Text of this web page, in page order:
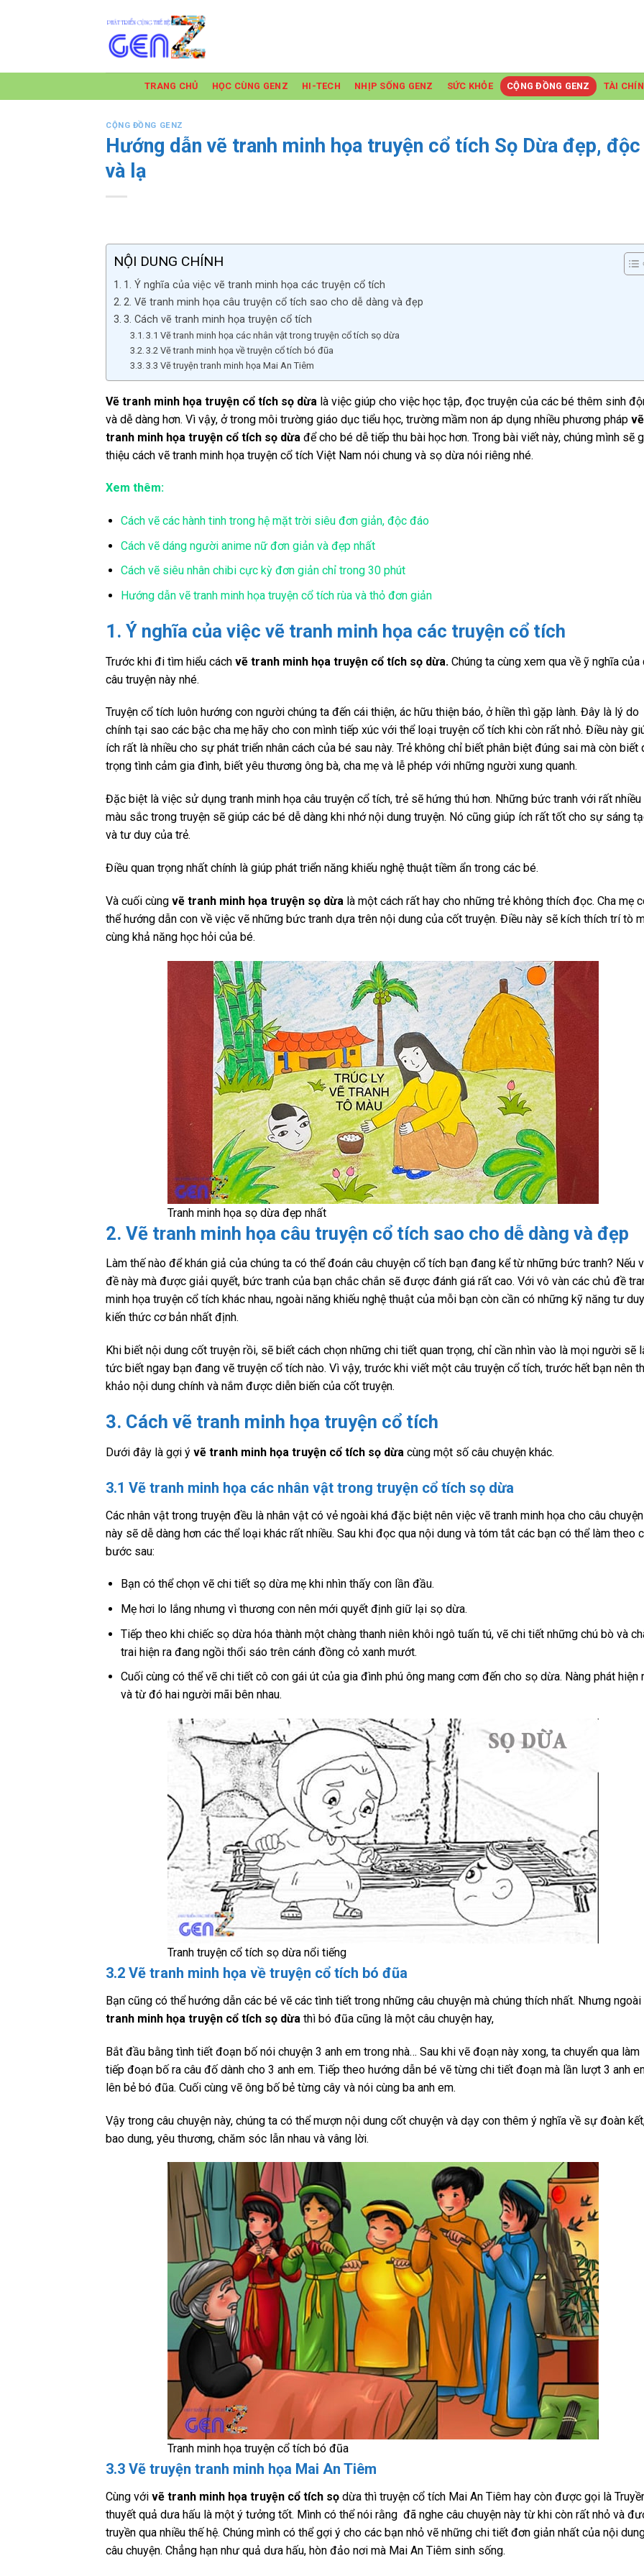
TRANG CHỦ HỌC CÙNG GENZ HI-TECH NHỊP SỐNG GENZ SỨC KHỎE CỘNG ĐỒNG GENZ TÀI
CỘNG ĐỒNG GENZ
Hướng dẫn vẽ tranh minh họa truyện cổ tích Sọ Dừa đẹp, độc
và lạ
NỘI DUNG CHÍNH
1. Ý nghĩa của việc vẽ tranh minh họa các truyện cổ tích
2. Vẽ tranh minh họa câu truyện cổ tích sao cho dễ dàng và đẹp
3. Cách vẽ tranh minh họa truyện cổ tích
3.1 Vẽ tranh minh họa các nhân vật trong truyện cổ tích sọ dừa
3.2 Vẽ tranh minh họa về truyện cổ tích bó đũa
3.3 Vẽ truyện tranh minh họa Mai An Tiêm
Vẽ tranh minh họa truyện cổ tích sọ dừa là việc giúp cho việc học tập, đọc truyện của các bé thêm sinh
và dễ dàng hơn. Vì vậy, ở trong môi trường giáo dục tiểu học, trường mầm non áp dụng nhiều phương pháp vẽ
tranh minh họa truyện cổ tích sọ dừa để cho bé dễ tiếp thu bài học hơn. Trong bài viết này, chúng mình sẽ
thiệu cách vẽ tranh minh họa truyện cổ tích Việt Nam nói chung và sọ dừa nói riêng nhé.
Xem thêm:
Cách vẽ các hành tinh trong hệ mặt trời siêu đơn giản, độc đáo
Cách vẽ dáng người anime nữ đơn giản và đẹp nhất
Cách vẽ siêu nhân chibi cực kỳ đơn giản chỉ trong 30 phút
Hướng dẫn vẽ tranh minh họa truyện cổ tích rùa và thỏ đơn giản
1. Ý nghĩa của việc vẽ tranh minh họa các truyện cổ tích
Trước khi đi tìm hiểu cách vẽ tranh minh họa truyện cổ tích sọ dừa. Chúng ta cùng xem qua về ỹ nghĩa của
câu truyện này nhé.
Truyện cổ tích luôn hướng con người chúng ta đến cái thiện, ác hữu thiện báo, ở hiền thì gặp lành. Đây là lý do
chính tại sao các bậc cha mẹ hãy cho con mình tiếp xúc với thể loại truyện cổ tích khi còn rất nhỏ. Điều này
ích rất là nhiều cho sự phát triển nhân cách của bé sau này. Trẻ không chỉ biết phân biệt đúng sai mà còn biết
trọng tình cảm gia đình, biết yêu thương ông bà, cha mẹ và lễ phép với những người xung quanh.
Đặc biệt là việc sử dụng tranh minh họa câu truyện cổ tích, trẻ sẽ hứng thú hơn. Những bức tranh với rất nhiều
màu sắc trong truyện sẽ giúp các bé dễ dàng khi nhớ nội dung truyện. Nó cũng giúp ích rất tốt cho sự sáng
và tư duy của trẻ.
Điều quan trọng nhất chính là giúp phát triển năng khiếu nghệ thuật tiềm ẩn trong các bé.
Và cuối cùng vẽ tranh minh họa truyện sọ dừa là một cách rất hay cho những trẻ không thích đọc. Cha mẹ
thể hướng dẫn con về việc vẽ những bức tranh dựa trên nội dung của cốt truyện. Điều này sẽ kích thích trí tò
cùng khả năng học hỏi của bé.
Tranh minh họa sọ dừa đẹp nhất
2. Vẽ tranh minh họa câu truyện cổ tích sao cho dễ dàng và đẹp
Làm thế nào để khán giả của chúng ta có thể đoán câu chuyện cổ tích bạn đang kể từ những bức tranh? Nếu
đề này mà được giải quyết, bức tranh của bạn chắc chắn sẽ được đánh giá rất cao. Với vô vàn các chủ đề
minh họa truyện cổ tích khác nhau, ngoài năng khiếu nghệ thuật của mỗi bạn còn cần có những kỹ năng tư
kiến ​​thức cơ bản nhất định.
Khi biết nội dung cốt truyện rồi, sẽ biết cách chọn những chi tiết quan trọng, chỉ cần nhìn vào là mọi người sẽ
tức biết ngay bạn đang vẽ truyện cổ tích nào. Vì vậy, trước khi viết một câu truyện cổ tích, trước hết bạn nên
khảo nội dung chính và nắm được diễn biến của cốt truyện.
3. Cách vẽ tranh minh họa truyện cổ tích
Dưới đây là gợi ý vẽ tranh minh họa truyện cổ tích sọ dừa cùng một số câu chuyện khác.
3.1 Vẽ tranh minh họa các nhân vật trong truyện cổ tích sọ dừa
Các nhân vật trong truyện đều là nhân vật có vẻ ngoài khá đặc biệt nên việc vẽ tranh minh họa cho câu chuyện
này sẽ dễ dàng hơn các thể loại khác rất nhiều. Sau khi đọc qua nội dung và tóm tắt các bạn có thể làm theo
bước sau:
Bạn có thể chọn vẽ chi tiết sọ dừa mẹ khi nhìn thấy con lần đầu.
Mẹ hơi lo lắng nhưng vì thương con nên mới quyết định giữ lại sọ dừa.
Tiếp theo khi chiếc sọ dừa hóa thành một chàng thanh niên khôi ngô tuấn tú, vẽ chi tiết những chú bò và
trai hiện ra đang ngồi thổi sáo trên cánh đồng cỏ xanh mướt.
Cuối cùng có thể vẽ chi tiết cô con gái út của gia đình phú ông mang cơm đến cho sọ dừa. Nàng phát hiện
và từ đó hai người mãi bên nhau.
Tranh truyện cổ tích sọ dừa nổi tiếng
3.2 Vẽ tranh minh họa về truyện cổ tích bó đũa
Bạn cũng có thể hướng dẫn các bé vẽ các tình tiết trong những câu chuyện mà chúng thích nhất. Nhưng ngoài
tranh minh họa truyện cổ tích sọ dừa thì bó đũa cũng là một câu chuyện hay,
Bắt đầu bằng tình tiết đoạn bố nói chuyện 3 anh em trong nhà… Sau khi vẽ đoạn này xong, ta chuyển qua làm
tiếp đoạn bố ra câu đố dành cho 3 anh em. Tiếp theo hướng dẫn bé vẽ từng chi tiết đoạn mà lần lượt 3 anh
lên bẻ bó đũa. Cuối cùng vẽ ông bố bẻ từng cây và nói cùng ba anh em.
Vậy trong câu chuyện này, chúng ta có thể mượn nội dung cốt chuyện và dạy con thêm ý nghĩa về sự đoàn
bao dung, yêu thương, chăm sóc lẫn nhau và vâng lời.
Tranh minh họa truyện cổ tích bó đũa
3.3 Vẽ truyện tranh minh họa Mai An Tiêm
Cùng với vẽ tranh minh họa truyện cổ tích sọ dừa thì truyện cổ tích Mai An Tiêm hay còn được gọi là
thuyết quả dưa hấu là một ý tưởng tốt. Mình có thể nói rằng đã nghe câu chuyện này từ khi còn rất nhỏ và
truyền qua nhiều thế hệ. Chúng mình có thể gợi ý cho các bạn nhỏ vẽ những chi tiết đơn giản nhất của nội
câu chuyện. Chẳng hạn như quả dưa hấu, hòn đảo nơi mà Mai An Tiêm sinh sống.